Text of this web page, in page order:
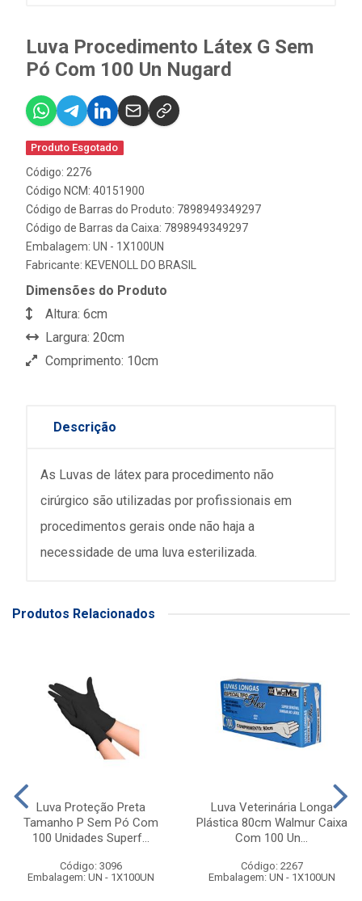
Luva Procedimento Látex G Sem
Pó Com 100 Un Nugard
Produto Esgotado
Código: 2276
Código NCM: 40151900
Código de Barras do Produto: 7898949349297
Código de Barras da Caixa: 7898949349297
Embalagem: UN - 1X100UN
Fabricante: KEVENOLL DO BRASIL
Dimensões do Produto
Altura: 6cm
Largura: 20cm
Comprimento: 10cm
Descrição
As Luvas de látex para procedimento não
cirúrgico são utilizadas por profissionais em
procedimentos gerais onde não haja a
necessidade de uma luva esterilizada.
Produtos Relacionados
Luva Proteção Preta
Tamanho P Sem Pó Com
100 Unidades Superf...
Código: 3096
Embalagem: UN - 1X100UN
Luva Veterinária Longa
Plástica 80cm Walmur Caixa
Com 100 Un...
Código: 2267
Embalagem: UN - 1X100UN